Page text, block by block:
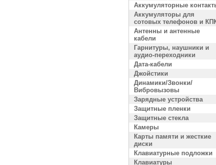
Аккумуляторные
Аккумуляторы для
сотовых телефонов и
Антенны и антенные
кабели
Гарнитуры, наушники и
аудио-переходники
Дата-кабели
Джойстики
Динамики/Звонки/
Вибровызовы
Зарядные устройства
Защитные пленки
Защитные стекла
Камеры
Карты памяти и жесткие
диски
Клавиатурные подложки
Клавиатуры